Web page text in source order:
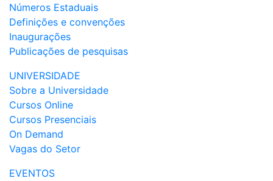
Números Estaduais
Definições e convenções
Inaugurações
Publicações de pesquisas
UNIVERSIDADE
Sobre a Universidade
Cursos Online
Cursos Presenciais
On Demand
Vagas do Setor
EVENTOS